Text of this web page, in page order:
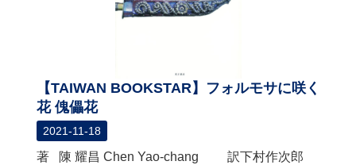
【TAIWAN BOOKSTAR】フォルモサに咲く
花 傀儡花
2021-11-18
著 陳 耀昌 Chen Yao-chang 訳下村作次郎